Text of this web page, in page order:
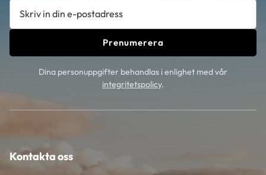
Prenumerera
Dina personuppgifter behandlas i enlighet med vår
integritetspolicy.
Kontakta oss